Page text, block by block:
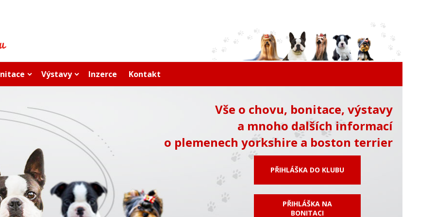
Výstavy Inzerce Kontakt
Vše o chovu, bonitace, výstavy
a mnoho dalších informací
o plemenech yorkshire a boston terrier
PŘIHLÁŠKA DO KLUBU
PŘIHLÁŠKA NA
BONITACI